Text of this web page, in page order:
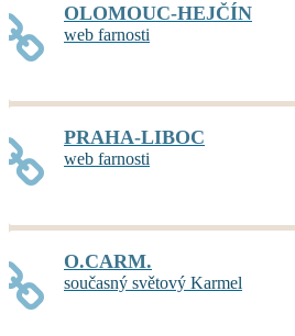
OLOMOUC-HEJČÍN
web farnosti
PRAHA-LIBOC
web farnosti
O.CARM.
současný světový Karmel